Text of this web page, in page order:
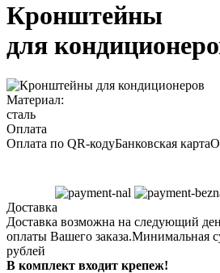
Кронштейны
для
Материал:
сталь
Оплата
Оплата по QR-кодуБанковская карта
Доставка
Доставка возможна на следующий
оплаты Вашего заказа.Минимальная
рублей
В комплект входит крепеж!